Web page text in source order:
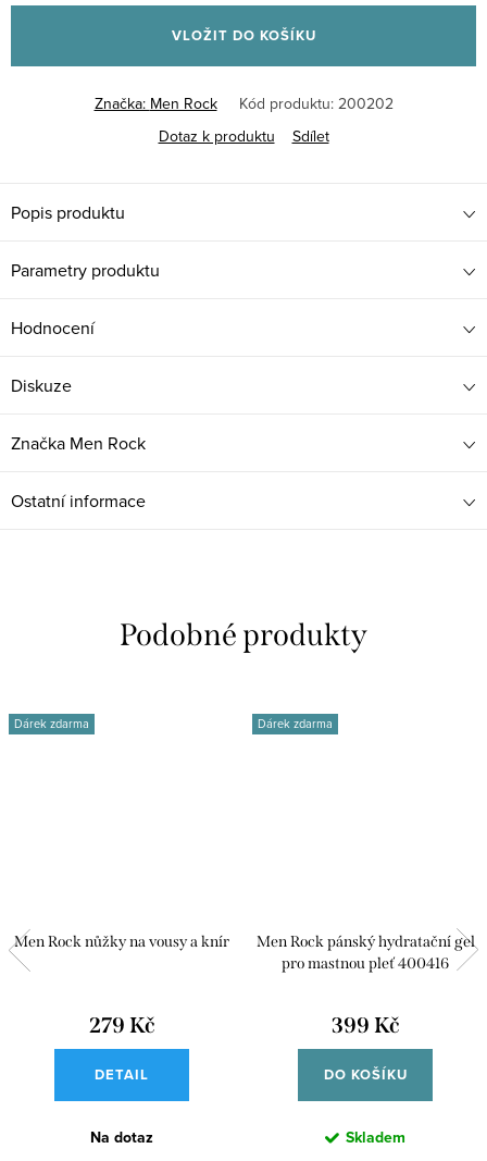
cena:
VLOŽIT DO KOŠÍKU
Značka: Men Rock Kód produktu: 200202
Dotaz k produktu
Sdílet
Popis produktu
Parametry produktu
Hodnocení
Diskuze
Značka Men Rock
Ostatní informace
Dárek zdarma
Men Rock nůžky na vousy a knír
279 Kč
DETAIL
Na dotaz
Dárek zdarma
Men Rock pánský hydratační gel
pro mastnou pleť 400416
399 Kč
DO KOŠÍKU
Skladem